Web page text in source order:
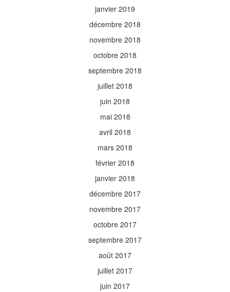
janvier 2019
décembre 2018
novembre 2018
octobre 2018
septembre 2018
juillet 2018
juin 2018
mai 2018
avril 2018
mars 2018
février 2018
janvier 2018
décembre 2017
novembre 2017
octobre 2017
septembre 2017
août 2017
juillet 2017
juin 2017